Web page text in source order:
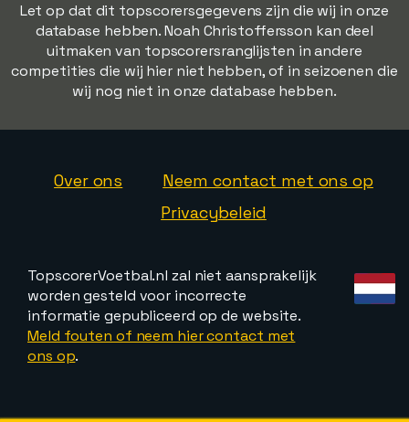
Let op dat dit topscorersgegevens zijn die wij in onze
database hebben. Noah Christoffersson kan deel
uitmaken van topscorersranglijsten in andere
competities die wij hier niet hebben, of in seizoenen die
wij nog niet in onze database hebben.
Over ons
Neem contact met ons op
Privacybeleid
TopscorerVoetbal.nl zal niet aansprakelijk
worden gesteld voor incorrecte
informatie gepubliceerd op de website.
Meld fouten of neem hier contact met
ons op.